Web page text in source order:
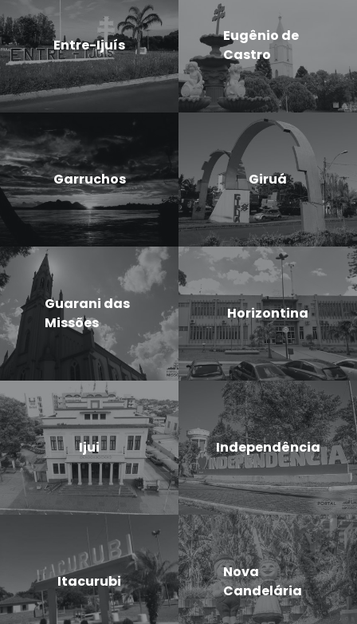
Entre-Ijuís
Eugênio de
Castro
Garruchos Giruá
Guarani das
Missões
Horizontina
Ijui Independência
Itacurubi
Nova
Candelária